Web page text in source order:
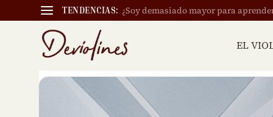
TENDENCIAS: ¿Soy demasiado mayor para
EL